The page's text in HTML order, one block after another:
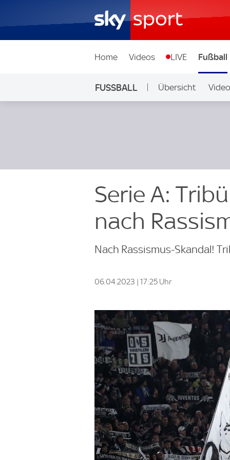
Home Videos LIVE Fußball
FUSSBALL Übersicht
Serie A:
nach
Nach Rassismus-Skandal!
06.04.2023 | 17:25 Uhr